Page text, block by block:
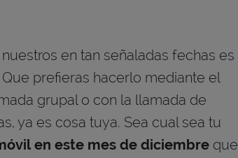
en tan señaladas fechas es
prefieras hacerlo mediante el
grupal o con la llamada de
ya es cosa tuya. Sea cual sea tu
en este mes de diciembre que